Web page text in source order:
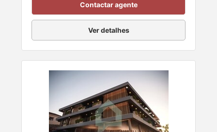
Contactar agente
Ver detalhes